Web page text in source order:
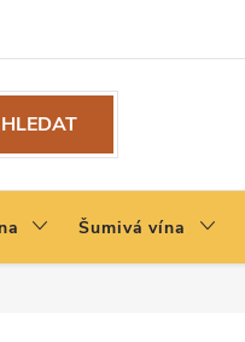
HLEDAT
Šumivá vína